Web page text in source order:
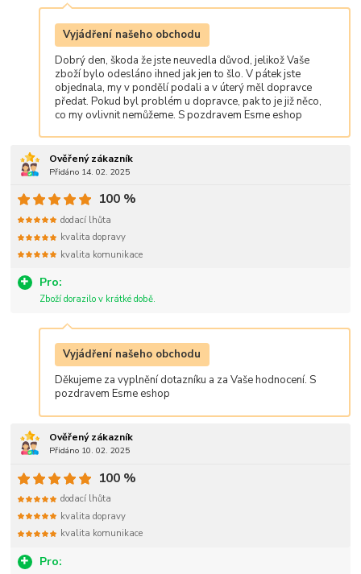
Vyjádření našeho obchodu
Dobrý den, škoda že jste neuvedla důvod, jelikož Vaše
zboží bylo odesláno ihned jak jen to šlo. V pátek jste
objednala, my v pondělí podali a v úterý měl dopravce
předat. Pokud byl problém u dopravce, pak to je již něco,
co my ovlivnit nemůžeme. S pozdravem Esme eshop
Ověřený zákazník
Přidáno 14. 02. 2025
Pro:
Zboží dorazilo v krátké době.
100 %
dodací lhůta
kvalita dopravy
kvalita komunikace
Vyjádření našeho obchodu
Děkujeme za vyplnění dotazníku a za Vaše hodnocení. S
pozdravem Esme eshop
Ověřený zákazník
Přidáno 10. 02. 2025
Pro:
100 %
dodací lhůta
kvalita dopravy
kvalita komunikace